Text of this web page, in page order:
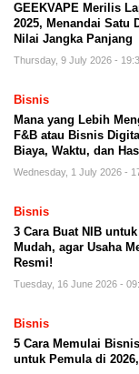
GEEKVAPE Merilis
2025, Menandai Satu
Nilai Jangka Panjang
Thursday, 9 July 2026 -
Bisnis
Mana yang Lebih
F&B atau Bisnis
Biaya, Waktu, dan
Wednesday, 1 July 2026 -
Bisnis
3 Cara Buat NIB
Mudah, agar Usaha
Resmi!
Tuesday, 16 June 2026 -
Bisnis
5 Cara Memulai
untuk Pemula di